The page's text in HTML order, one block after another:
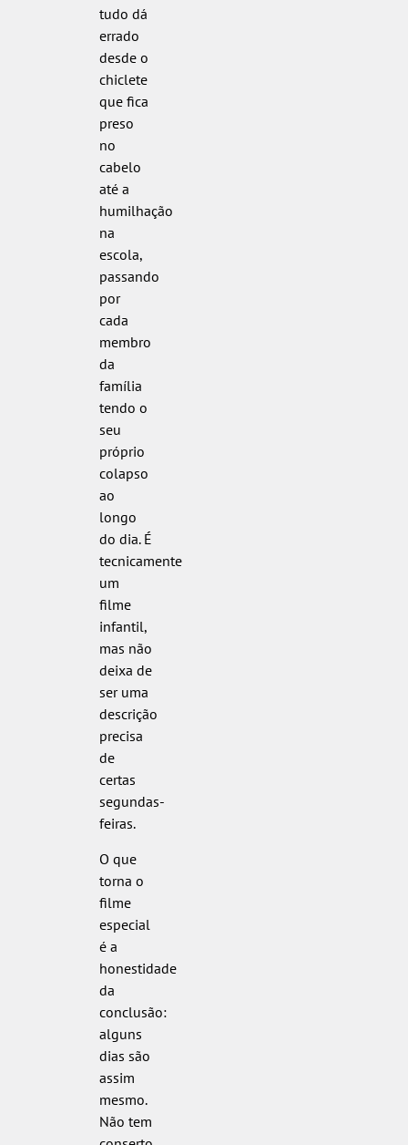
tudo dá
errado
desde o
chiclete
que fica
preso
no
cabelo
até a
humilhação
na
escola,
passando
por
cada
membro
da
família
tendo o
seu
próprio
colapso
ao
longo
do dia. É
tecnicamente
um
filme
infantil,
mas não
deixa de
ser uma
descrição
precisa
de
certas
segundas-
feiras.
O que
torna o
filme
especial
é a
honestidade
da
conclusão:
alguns
dias são
assim
mesmo.
Não tem